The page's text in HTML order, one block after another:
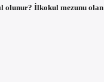
olunur? İlkokul mezunu